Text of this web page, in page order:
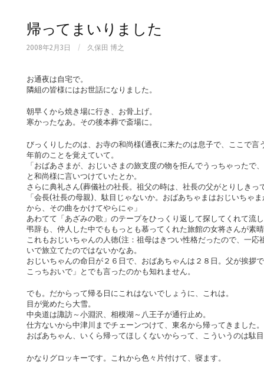
帰ってまいりました
2008年2月3日 / 久保田 博之
お通夜は自宅で。
隣組の皆様にはお世話になりました。
朝早くから焼き場に行き、お骨上げ。
寒かったなあ。その後本葬で斎場に。
びっくりしたのは、お寺の和尚様(通夜に来たのは息子で、ここで
年前のことを覚えていて。
「おばあさまが、おじいさまの旅支度の物を拒んでうっちゃったで
と和尚様に言いつけていたとか。
さらに典礼さん(葬儀社の社長。祖父の時は、社長の父がとりしきっ
「会長(社長の母親)、駄目じゃないか。おばあちゃまはおじいちゃ
から、その曲をかけてやらにゃ」
あわてて「あざみの歌」のテープをひっくり返して探してくれて流
弔辞も、仲人した中でももっとも慕ってくれた旅館の女将さんが素
これもおじいちゃんの人徳(注：祖母はきつい性格だったので、一
いで旅立てたのではないかなあ。
おじいちゃんの命日が２６日で、おばあちゃんは２８日。父が挨拶
こっちおいで」とでも言ったのかも知れません。
でも。だからって帰る日にこれはないでしょうに、これは。
目が覚めたら大雪。
中央道は諏訪～小淵沢、相模湖～八王子が通行止め。
仕方ないから中津川までチェーンつけて、東名から帰ってきました。
おばあちゃん、いくら帰ってほしくないからって、こういうのは駄
かなりグロッキーです。これから色々片付けて、寝ます。